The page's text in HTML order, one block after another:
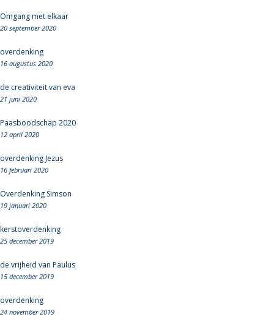
Omgang met elkaar
20 september 2020
overdenking
16 augustus 2020
de creativiteit van eva
21 juni 2020
Paasboodschap 2020
12 april 2020
overdenking Jezus
16 februari 2020
Overdenking Simson
19 januari 2020
kerstoverdenking
25 december 2019
de vrijheid van Paulus
15 december 2019
overdenking
24 november 2019